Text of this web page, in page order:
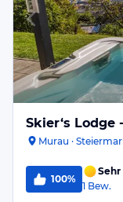
Skier‘s Lodge
Murau ·
100%
1 Bew.